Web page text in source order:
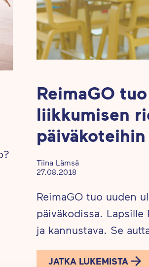
ReimaGO
liikkumisen
päiväkoteihin
Tiina Lämsä
27.08.2018
ReimaGO tuo uuden
päiväkodissa. Lapsille
ja kannustava. Se
JATKA LUKEMISTA